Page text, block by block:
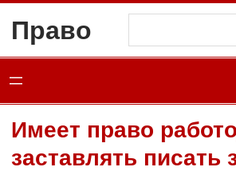
содержимому
Право
Имеет право
заставлять писать